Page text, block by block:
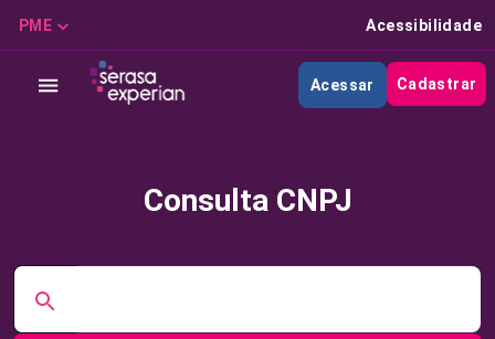
PME Acessibilidade
Acessar Cadastrar
Consulta CNPJ